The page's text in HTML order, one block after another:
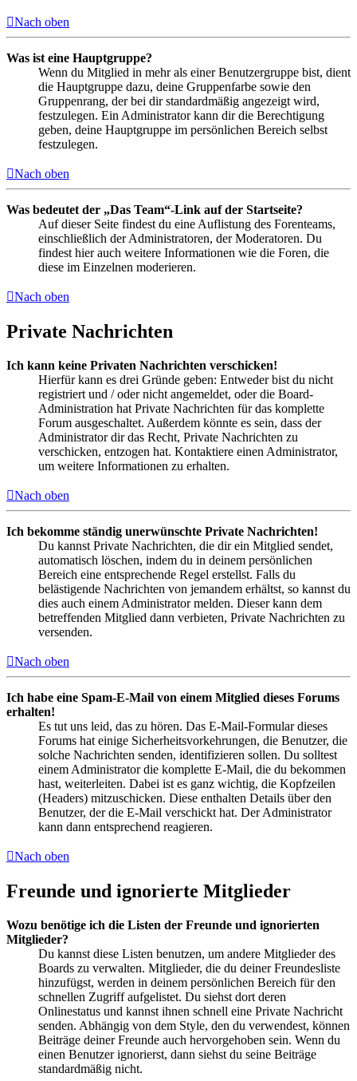
Nach oben
Was ist eine Hauptgruppe?
Wenn du Mitglied in mehr als einer Benutzergruppe bist, dient
die Hauptgruppe dazu, deine Gruppenfarbe sowie den
Gruppenrang, der bei dir standardmäßig angezeigt wird,
festzulegen. Ein Administrator kann dir die Berechtigung
geben, deine Hauptgruppe im persönlichen Bereich selbst
festzulegen.
Nach oben
Was bedeutet der „Das Team“-Link auf der Startseite?
Auf dieser Seite findest du eine Auflistung des Forenteams,
einschließlich der Administratoren, der Moderatoren. Du
findest hier auch weitere Informationen wie die Foren, die
diese im Einzelnen moderieren.
Nach oben
Private Nachrichten
Ich kann keine Privaten Nachrichten verschicken!
Hierfür kann es drei Gründe geben: Entweder bist du nicht
registriert und / oder nicht angemeldet, oder die Board-
Administration hat Private Nachrichten für das komplette
Forum ausgeschaltet. Außerdem könnte es sein, dass der
Administrator dir das Recht, Private Nachrichten zu
verschicken, entzogen hat. Kontaktiere einen Administrator,
um weitere Informationen zu erhalten.
Nach oben
Ich bekomme ständig unerwünschte Private Nachrichten!
Du kannst Private Nachrichten, die dir ein Mitglied sendet,
automatisch löschen, indem du in deinem persönlichen
Bereich eine entsprechende Regel erstellst. Falls du
belästigende Nachrichten von jemandem erhältst, so kannst du
dies auch einem Administrator melden. Dieser kann dem
betreffenden Mitglied dann verbieten, Private Nachrichten zu
versenden.
Nach oben
Ich habe eine Spam-E-Mail von einem Mitglied dieses Forums
erhalten!
Es tut uns leid, das zu hören. Das E-Mail-Formular dieses
Forums hat einige Sicherheitsvorkehrungen, die Benutzer, die
solche Nachrichten senden, identifizieren sollen. Du solltest
einem Administrator die komplette E-Mail, die du bekommen
hast, weiterleiten. Dabei ist es ganz wichtig, die Kopfzeilen
(Headers) mitzuschicken. Diese enthalten Details über den
Benutzer, der die E-Mail verschickt hat. Der Administrator
kann dann entsprechend reagieren.
Nach oben
Freunde und ignorierte Mitglieder
Wozu benötige ich die Listen der Freunde und ignorierten
Mitglieder?
Du kannst diese Listen benutzen, um andere Mitglieder des
Boards zu verwalten. Mitglieder, die du deiner Freundesliste
hinzufügst, werden in deinem persönlichen Bereich für den
schnellen Zugriff aufgelistet. Du siehst dort deren
Onlinestatus und kannst ihnen schnell eine Private Nachricht
senden. Abhängig von dem Style, den du verwendest, können
Beiträge deiner Freunde auch hervorgehoben sein. Wenn du
einen Benutzer ignorierst, dann siehst du seine Beiträge
standardmäßig nicht.